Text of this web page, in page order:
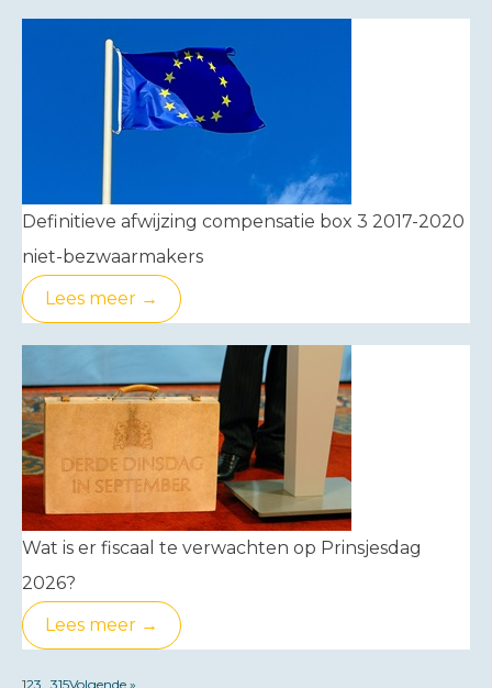
Definitieve afwijzing compensatie box 3 2017-2020
niet-bezwaarmakers
Lees meer →
Wat is er fiscaal te verwachten op Prinsjesdag
2026?
Lees meer →
123 315Volgende »